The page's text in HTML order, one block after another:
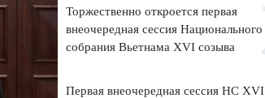
Торжественно откроется первая
внеочередная сессия Национального
собрания Вьетнама XVI созыва
Первая внеочередная сессия НС XVI